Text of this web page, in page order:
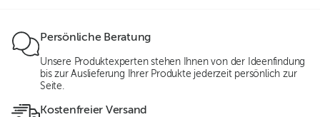
Persönliche Beratung
Unsere Produktexperten stehen Ihnen von der Ideenfindung
bis zur Auslieferung Ihrer Produkte jederzeit persönlich zur
Seite.
Kostenfreier Versand